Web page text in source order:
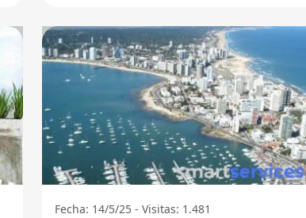
Fecha: 14/5/25 - Visitas: 1.481